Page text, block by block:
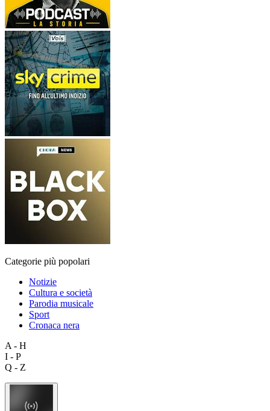
Categorie più popolari
Notizie
Cultura e società
Parodia musicale
Sport
Cronaca nera
A - H
I - P
Q - Z